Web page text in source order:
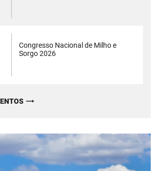
Congresso Nacional de Milho e
Sorgo 2026